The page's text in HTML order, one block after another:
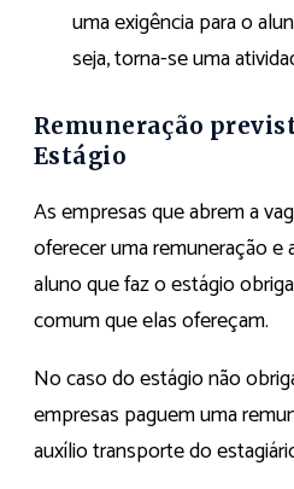
uma exigência para o
seja, torna-se uma
Remuneração
Estágio
As empresas que abrem a
oferecer uma remuneração
aluno que faz o estágio
comum que elas ofereçam.
No caso do estágio não
empresas paguem uma
auxílio transporte do